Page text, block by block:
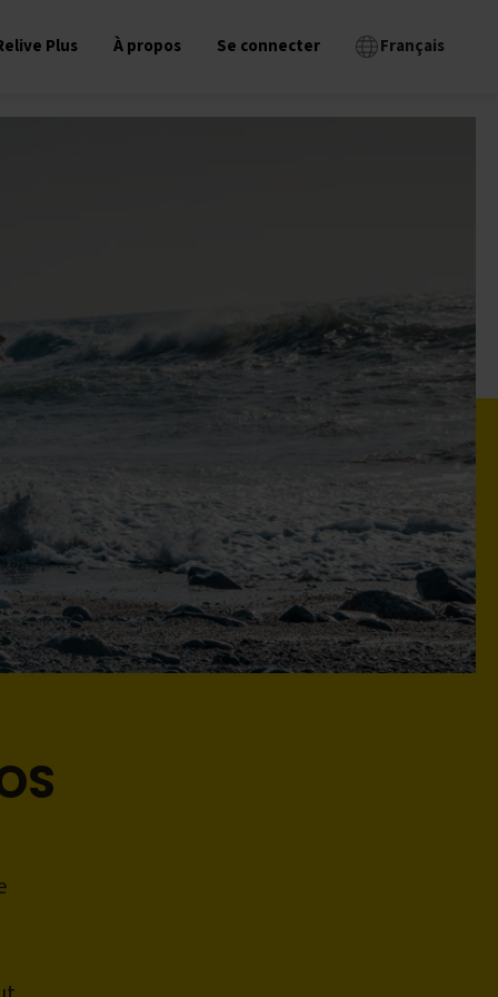
Plus À propos Se connecter Français